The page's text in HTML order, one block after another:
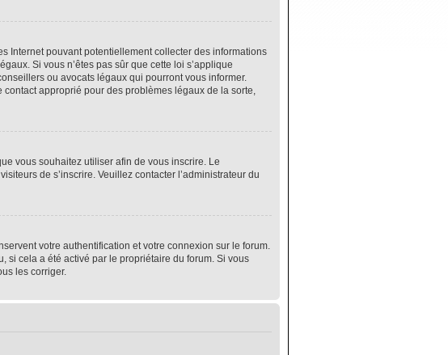
Internet pouvant potentiellement collecter des informations
Si vous n’êtes pas sûr que cette loi s’applique
ou avocats légaux qui pourront vous informer.
approprié pour des problèmes légaux de la sorte,
vous souhaitez utiliser afin de vous inscrire. Le
de s’inscrire. Veuillez contacter l’administrateur du
votre authentification et votre connexion sur le forum.
si cela a été activé par le propriétaire du forum. Si vous
les corriger.